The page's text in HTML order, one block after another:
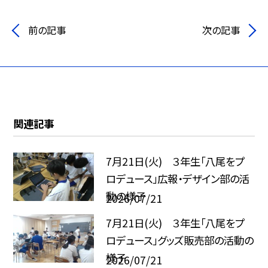
前の記事 次の記事
関連記事
7月21日(火) ３年生「八尾をプ
ロデュース」広報・デザイン部の活
動の様子
2026/07/21
7月21日(火) ３年生「八尾をプ
ロデュース」グッズ販売部の活動の
様子
2026/07/21